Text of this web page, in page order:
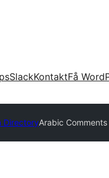
SlackKontaktFå
DirectoryArabic